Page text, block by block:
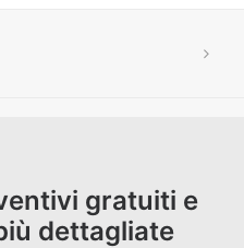
gratuiti e
dettagliate